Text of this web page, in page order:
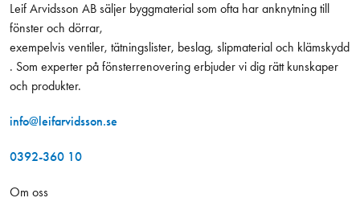
Leif Arvidsson AB säljer byggmaterial som ofta har anknytning till
fönster och dörrar,
exempelvis ventiler, tätningslister, beslag, slipmaterial och klämskydd
. Som experter på fönsterrenovering erbjuder vi dig rätt kunskaper
och produkter.
info@leifarvidsson.se
0392-360 10
Om oss